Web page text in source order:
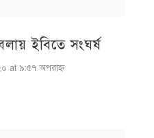
ইবিতে সংঘর্ষ
at ৯:৫৭ অপরাহ্ণ